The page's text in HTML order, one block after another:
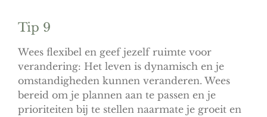
Tip 9
Wees flexibel en geef jezelf ruimte voor
verandering: Het leven is dynamisch en je
omstandigheden kunnen veranderen. Wees
bereid om je plannen aan te passen en je
prioriteiten bij te stellen naarmate je groeit en